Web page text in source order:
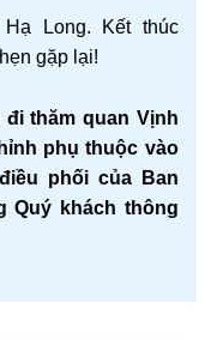
Long. Kết thúc
gặp lại!
thăm quan Vịnh
phụ thuộc vào
phối của Ban
Quý khách thông